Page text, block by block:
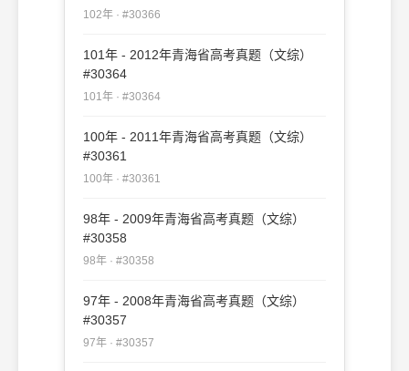
102年 · #30366
101年 - 2012年青海省高考真题（文综）
#30364
101年 · #30364
100年 - 2011年青海省高考真题（文综）
#30361
100年 · #30361
98年 - 2009年青海省高考真题（文综）
#30358
98年 · #30358
97年 - 2008年青海省高考真题（文综）
#30357
97年 · #30357